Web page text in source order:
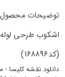
توضیحات محصول
(کد168896)
دانلود نقشه کلیسا